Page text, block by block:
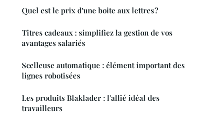
Quel est le prix d'une boite aux lettres ?
Titres cadeaux : simplifiez la gestion de vos
avantages salariés
Scelleuse automatique : élément important des
lignes robotisées
Les produits Blaklader : l'allié idéal des
travailleurs